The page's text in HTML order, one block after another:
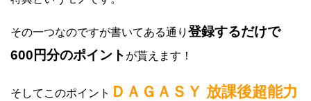
その一つなのですが書いてある通り 登録するだけで
600円分のポイント が貰えます！
そしてこのポイント ＤＡＧＡＳＹ 放課後超能力